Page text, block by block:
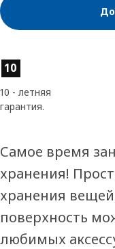
Характеристики товара
10
10 - летняя
гарантия.
Самое время
хранения!
хранения
поверхность
любимых